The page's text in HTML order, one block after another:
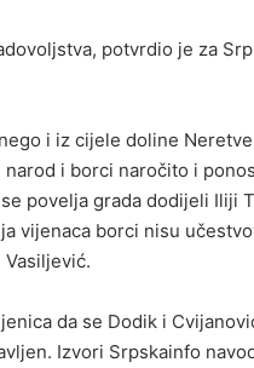
potvrdio je za
i iz cijele doline
i borci naročito i
povelja grada dodijeli Iliji
vijenaca borci nisu
da se Dodik i
Izvori Srpskainfo